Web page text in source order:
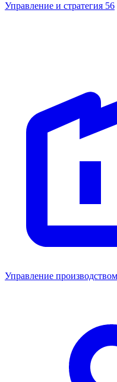
Управление и стратегия 56
Управление производством